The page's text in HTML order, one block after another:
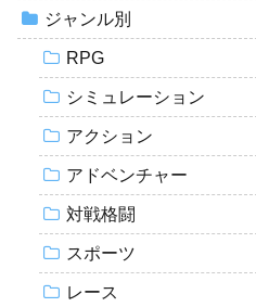
ジャンル別
RPG
シミュレーション
アクション
アドベンチャー
対戦格闘
スポーツ
レース